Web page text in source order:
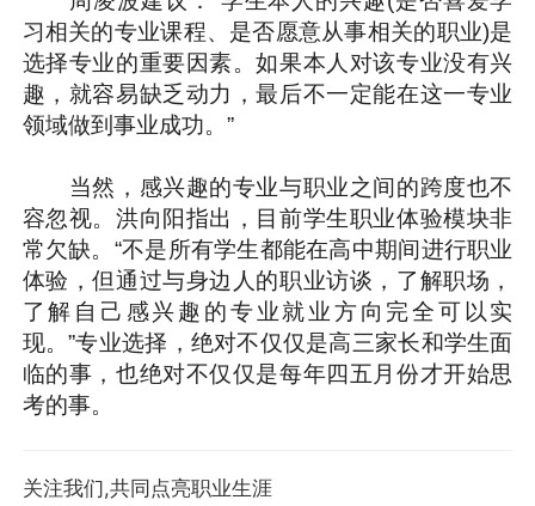
习相关的专业课程、是否愿意从事相关的职业)是
选择专业的重要因素。如果本人对该专业没有兴
趣，就容易缺乏动力，最后不一定能在这一专业
领域做到事业成功。”
当然，感兴趣的专业与职业之间的跨度也不
容忽视。洪向阳指出，目前学生职业体验模块非
常欠缺。“不是所有学生都能在高中期间进行职业
体验，但通过与身边人的职业访谈，了解职场，
了解自己感兴趣的专业就业方向完全可以实
现。”专业选择，绝对不仅仅是高三家长和学生面
临的事，也绝对不仅仅是每年四五月份才开始思
考的事。
关注我们,共同点亮职业生涯